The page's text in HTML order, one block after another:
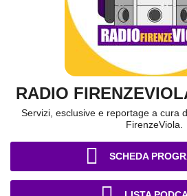
RADIO
Servizi, esclusive e reportage a cura
FirenzeViola.
SCHEDA